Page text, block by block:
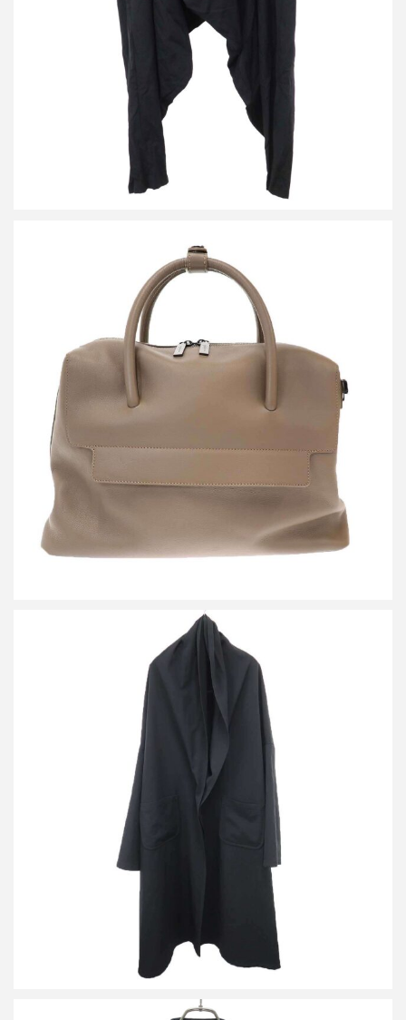
買取金額32,000円
詳しく見る
ディスコードバイヨウジヤマモト 2WAIレザーショルダートートバ
ヨウジヤマモト プリュスノアール 18AW ウールギャバジン ビッ
グコート
買取金額24,000円